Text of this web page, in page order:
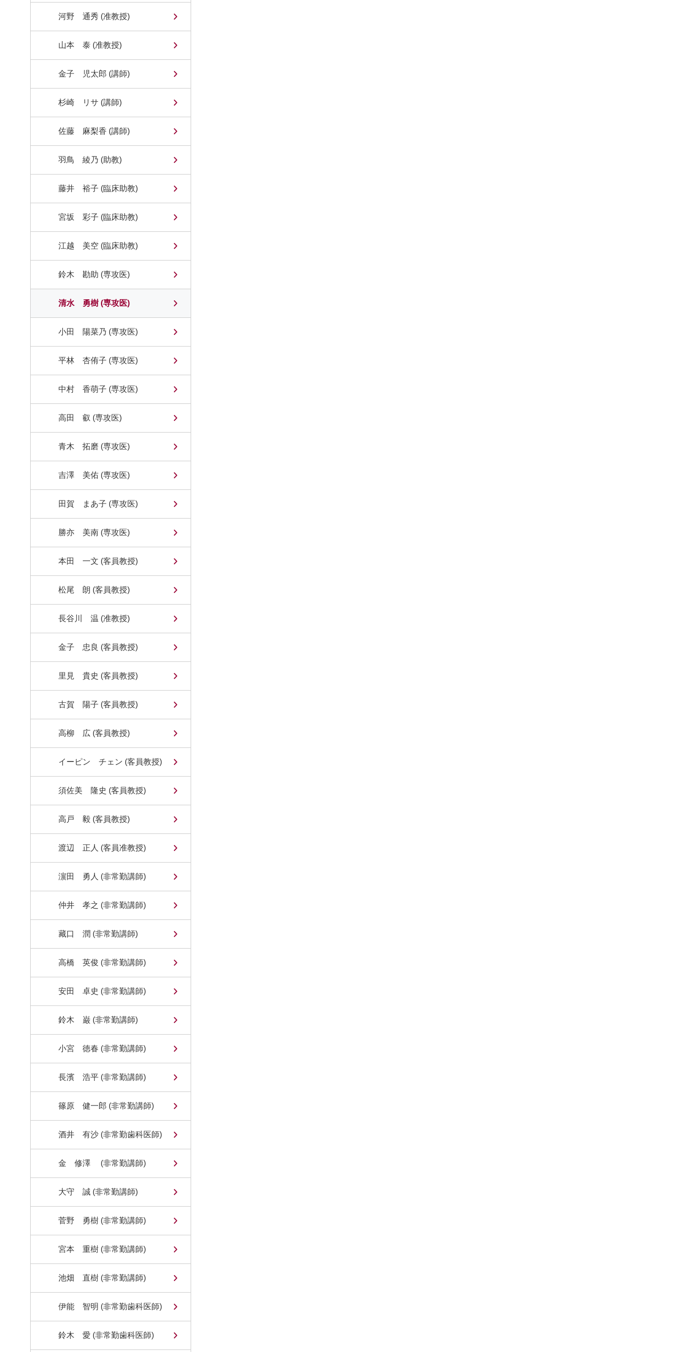
河野 通秀 (准教授)
山本 泰 (准教授)
金子 児太郎 (講師)
杉崎 リサ (講師)
佐藤 麻梨香 (講師)
羽鳥 綾乃 (助教)
藤井 裕子 (臨床助教)
宮坂 彩子 (臨床助教)
江越 美空 (臨床助教)
鈴木 勘助 (専攻医)
清水 勇樹 (専攻医)
小田 陽菜乃 (専攻医)
平林 杏侑子 (専攻医)
中村 香萌子 (専攻医)
高田 叡 (専攻医)
青木 拓磨 (専攻医)
吉澤 美佑 (専攻医)
田賀 まあ子 (専攻医)
勝亦 美南 (専攻医)
本田 一文 (客員教授)
松尾 朗 (客員教授)
長谷川 温 (准教授)
金子 忠良 (客員教授)
里見 貴史 (客員教授)
古賀 陽子 (客員教授)
高柳 広 (客員教授)
イーピン チェン (客員教授)
須佐美 隆史 (客員教授)
高戸 毅 (客員教授)
渡辺 正人 (客員准教授)
濵田 勇人 (非常勤講師)
仲井 孝之 (非常勤講師)
藏口 潤 (非常勤講師)
高橋 英俊 (非常勤講師)
安田 卓史 (非常勤講師)
鈴木 巌 (非常勤講師)
小宮 徳春 (非常勤講師)
長濱 浩平 (非常勤講師)
篠原 健一郎 (非常勤講師)
酒井 有沙 (非常勤歯科医師)
金 修澤 (非常勤講師)
大守 誠 (非常勤講師)
菅野 勇樹 (非常勤講師)
宮本 重樹 (非常勤講師)
池畑 直樹 (非常勤講師)
伊能 智明 (非常勤歯科医師)
鈴木 愛 (非常勤歯科医師)